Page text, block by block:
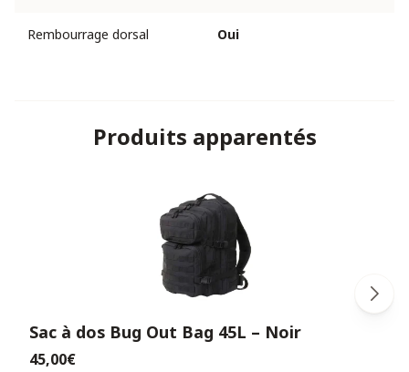
Rembourrage dorsal Oui
Produits apparentés
Sac à dos Bug Out Bag 45L – Noir
45,00€